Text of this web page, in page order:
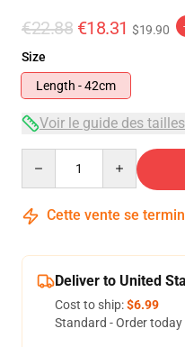
€22.88 €18.31 $19.90
Size
Length - 42cm
Voir le guide des tailles
Cette vente se
Deliver to United
Cost to ship:$6.99
Standard - Order